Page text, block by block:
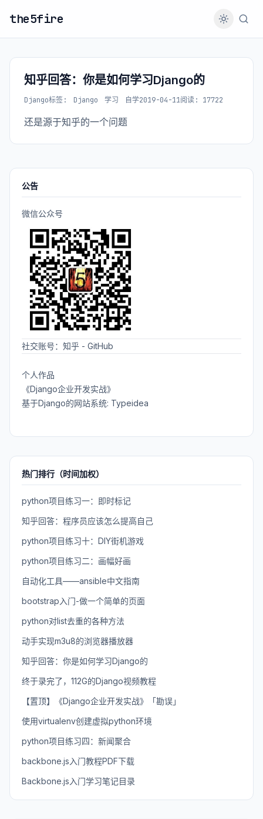
the5fire
知乎回答：你是如何学习Django的
Django标签: Django 学习 自学2019-04-11阅读: 17722
还是源于知乎的一个问题
公告
微信公众号
社交账号： 知乎 - GitHub
个人作品
《Django企业开发实战》
基于Django的网站系统: Typeidea
热门排行（时间加权）
python项目练习一：即时标记
知乎回答：程序员应该怎么提高自己
python项目练习十：DIY街机游戏
python项目练习二：画幅好画
自动化工具——ansible中文指南
bootstrap入门-做一个简单的页面
python对list去重的各种方法
动手实现m3u8的浏览器播放器
知乎回答：你是如何学习Django的
终于录完了，112G的Django视频教程
【置顶】《Django企业开发实战》「勘误」
使用virtualenv创建虚拟python环境
python项目练习四：新闻聚合
backbone.js入门教程PDF下载
Backbone.js入门学习笔记目录